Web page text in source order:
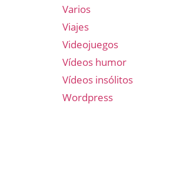
Varios
Viajes
Videojuegos
Vídeos humor
Vídeos insólitos
Wordpress